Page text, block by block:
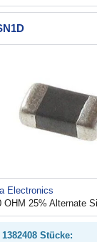
Electronics
OHM 25% Alternate
Stücke: